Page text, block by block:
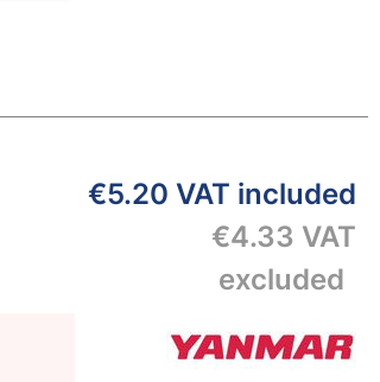
€5.20 VAT included
€4.33 VAT
excluded